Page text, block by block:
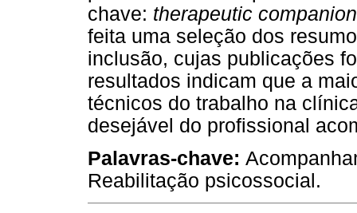
chave: therapeutic companion
feita uma seleção dos
inclusão, cujas publicações
resultados indicam que a
técnicos do trabalho na
desejável do profissional
Palavras-chave:
Reabilitação psicossocial.